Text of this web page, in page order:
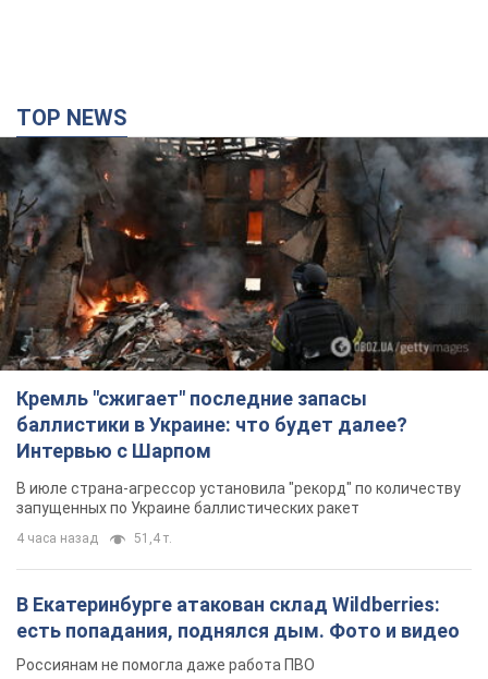
TOP NEWS
Кремль "сжигает" последние запасы
баллистики в Украине: что будет далее?
Интервью с Шарпом
В июле страна-агрессор установила "рекорд" по количеству
запущенных по Украине баллистических ракет
4 часа назад 51,4 т.
В Екатеринбурге атакован склад Wildberries:
есть попадания, поднялся дым. Фото и видео
Россиянам не помогла даже работа ПВО